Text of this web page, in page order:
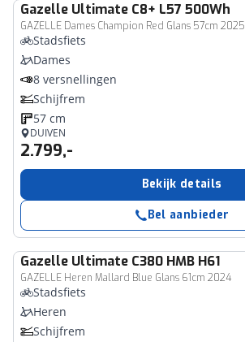
Gazelle Ultimate C8+ L57 500Wh
GAZELLE Dames Champion Red Glans 57cm 2025
Stadsfiets
Dames
8 versnellingen
Schijfrem
57 cm
DUIVEN
2.799,-
Bekijk details
Bel aanbieder
Gazelle Ultimate C380 HMB H61
GAZELLE Heren Mallard Blue Glans 61cm 2024
Stadsfiets
Heren
Schijfrem